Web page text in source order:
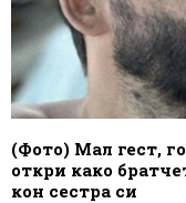
(Фото) Мал гест,
откри како
кон сестра си